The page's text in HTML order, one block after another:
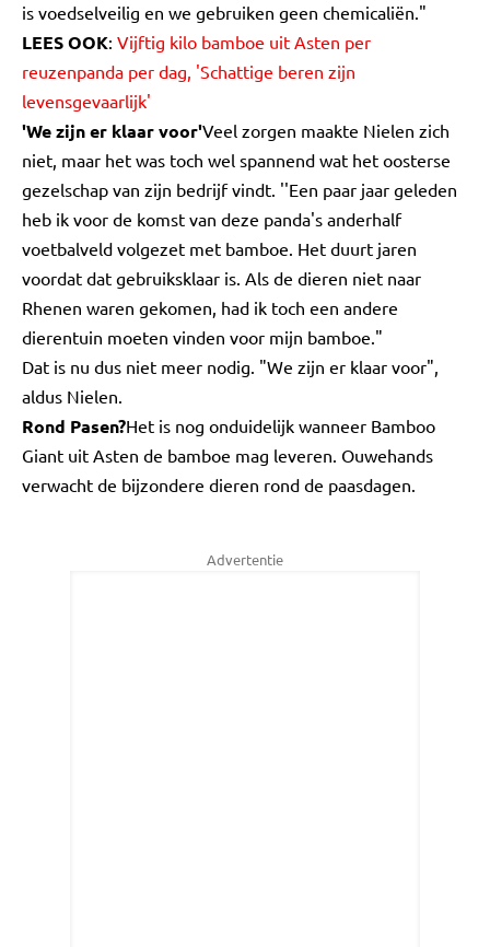
is voedselveilig en we gebruiken geen chemicaliën."
LEES OOK: Vijftig kilo bamboe uit Asten per
reuzenpanda per dag, 'Schattige beren zijn
levensgevaarlijk'
'We zijn er klaar voor'Veel zorgen maakte Nielen zich
niet, maar het was toch wel spannend wat het oosterse
gezelschap van zijn bedrijf vindt. ''Een paar jaar geleden
heb ik voor de komst van deze panda's anderhalf
voetbalveld volgezet met bamboe. Het duurt jaren
voordat dat gebruiksklaar is. Als de dieren niet naar
Rhenen waren gekomen, had ik toch een andere
dierentuin moeten vinden voor mijn bamboe."
Dat is nu dus niet meer nodig. "We zijn er klaar voor",
aldus Nielen.
Rond Pasen?Het is nog onduidelijk wanneer Bamboo
Giant uit Asten de bamboe mag leveren. Ouwehands
verwacht de bijzondere dieren rond de paasdagen.
Advertentie